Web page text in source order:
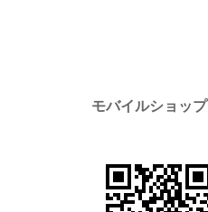
モバイルショップ